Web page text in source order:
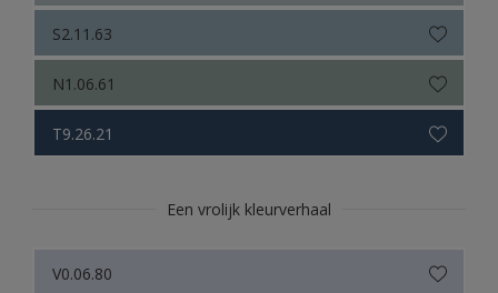
S2.11.63
N1.06.61
T9.26.21
Een vrolijk kleurverhaal
V0.06.80